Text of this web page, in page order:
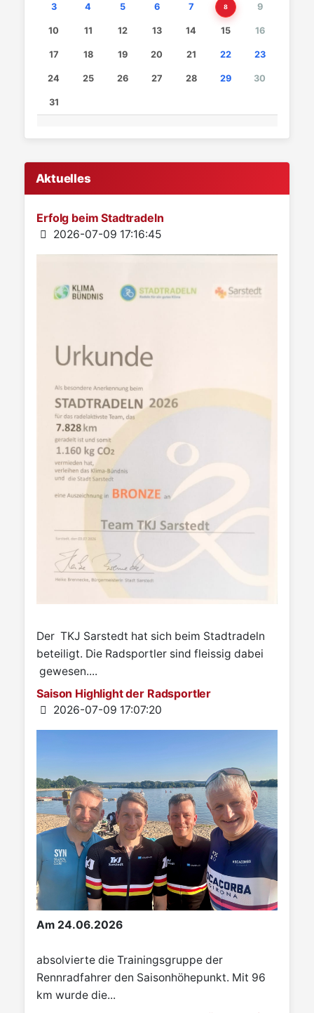
3 4 5 6 7 8 9
10 11 12 13 14 15 16
17 18 19 20 21 22 23
24 25 26 27 28 29 30
31
Aktuelles
Erfolg beim Stadtradeln
Details
2026-07-09 17:16:45
Der TKJ Sarstedt hat sich beim Stadtradeln
beteiligt. Die Radsportler sind fleissig dabei
gewesen....
Saison Highlight der Radsportler
Details
2026-07-09 17:07:20
Am 24.06.2026
absolvierte die Trainingsgruppe der
Rennradfahrer den Saisonhöhepunkt. Mit 96
km wurde die...